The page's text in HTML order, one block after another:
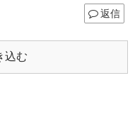
返信
込む